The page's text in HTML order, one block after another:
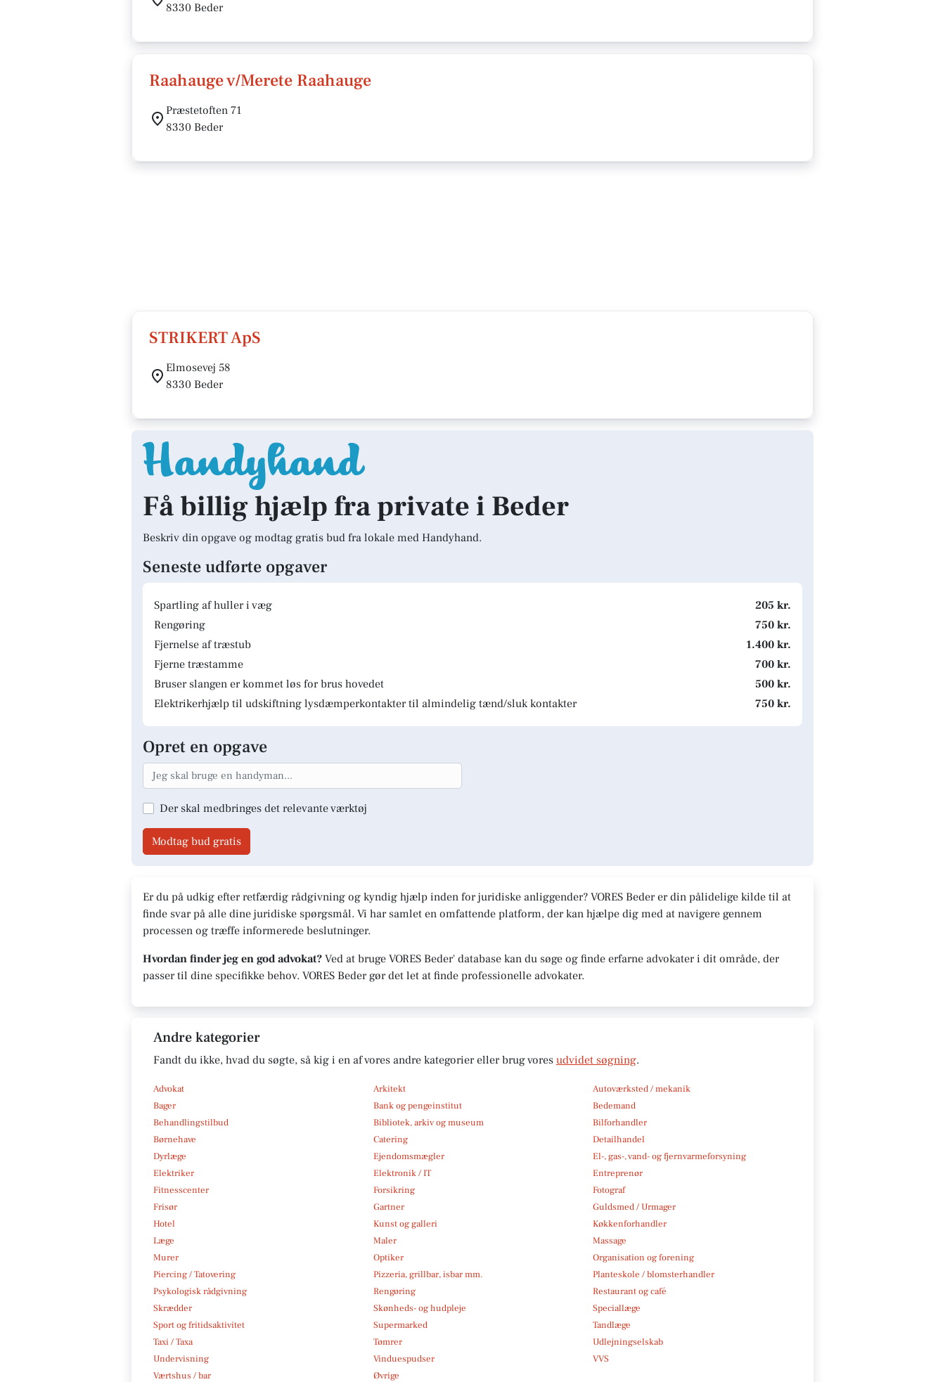
8330 Beder
Raahauge v/Merete Raahauge
Præstetoften 71
8330 Beder
STRIKERT ApS
Elmosevej 58
8330 Beder
Få billig hjælp fra private i Beder
Beskriv din opgave og modtag gratis bud fra lokale med Handyhand.
Seneste udførte opgaver
Spartling af huller i væg
205 kr.
Rengøring
750 kr.
Fjernelse af træstub
1.400 kr.
Fjerne træstamme
700 kr.
Bruser slangen er kommet løs for brus hovedet
500 kr.
Elektrikerhjælp til udskiftning lysdæmperkontakter til almindelig tænd/sluk kontakter
750 kr.
Opret en opgave
Der skal medbringes det relevante værktøj
Modtag bud gratis
Er du på udkig efter retfærdig rådgivning og kyndig hjælp inden for juridiske anliggender? VORES Beder er din pålidelige kilde til at
finde svar på alle dine juridiske spørgsmål. Vi har samlet en omfattende platform, der kan hjælpe dig med at navigere gennem
processen og træffe informerede beslutninger.
Hvordan finder jeg en god advokat? Ved at bruge VORES Beder' database kan du søge og finde erfarne advokater i dit område, der
passer til dine specifikke behov. VORES Beder gør det let at finde professionelle advokater.
Andre kategorier
Fandt du ikke, hvad du søgte, så kig i en af vores andre kategorier eller brug vores udvidet søgning.
Advokat Arkitekt
Autoværksted / mekanik
Bager
Bank og pengeinstitut
Bedemand
Behandlingstilbud
Bibliotek, arkiv og museum
Bilforhandler
Børnehave
Catering
Detailhandel
Dyrlæge
Ejendomsmægler
El-, gas-, vand- og fjernvarmeforsyning
Elektriker
Elektronik / IT
Entreprenør
Fitnesscenter
Forsikring
Fotograf
Frisør
Gartner
Guldsmed / Urmager
Hotel
Kunst og galleri
Køkkenforhandler
Læge
Maler
Massage
Murer
Optiker
Organisation og forening
Piercing / Tatovering
Pizzeria, grillbar, isbar mm.
Planteskole / blomsterhandler
Psykologisk rådgivning
Rengøring
Restaurant og café
Skrædder
Skønheds- og hudpleje
Speciallæge
Sport og fritidsaktivitet
Supermarked
Tandlæge
Taxi / Taxa
Tømrer
Udlejningselskab
Undervisning
Vinduespudser
VVS
Værtshus / bar
Øvrige